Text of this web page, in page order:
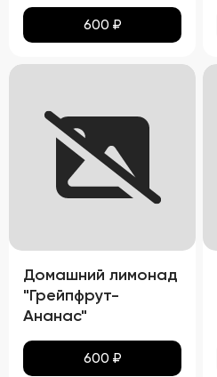
600 ₽
Домашний лимонад
"Грейпфрут-
Ананас"
600 ₽